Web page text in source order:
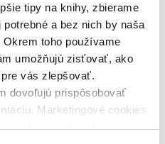
tipy na knihy, zbierame
a bez nich by naša
toho používame
umožňujú zisťovať, ako
vás zlepšovať.
dovoľujú prispôsobovať
Marketingové cookies
relevantnej reklamy.